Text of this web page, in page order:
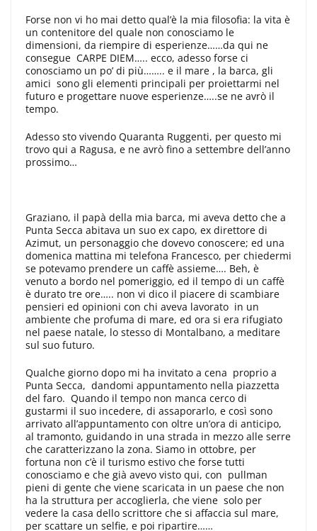
Forse non vi ho mai detto qual’è la mia filosofia: la vita è
un contenitore del quale non conosciamo le
dimensioni, da riempire di esperienze……da qui ne
consegue CARPE DIEM….. ecco, adesso forse ci
conosciamo un po’ di più…….. e il mare , la barca, gli
amici sono gli elementi principali per proiettarmi nel
futuro e progettare nuove esperienze…..se ne avrò il
tempo.
Adesso sto vivendo Quaranta Ruggenti, per questo mi
trovo qui a Ragusa, e ne avrò fino a settembre dell’anno
prossimo…
Graziano, il papà della mia barca, mi aveva detto che a
Punta Secca abitava un suo ex capo, ex direttore di
Azimut, un personaggio che dovevo conoscere; ed una
domenica mattina mi telefona Francesco, per chiedermi
se potevamo prendere un caffè assieme…. Beh, è
venuto a bordo nel pomeriggio, ed il tempo di un caffè
è durato tre ore….. non vi dico il piacere di scambiare
pensieri ed opinioni con chi aveva lavorato in un
ambiente che profuma di mare, ed ora si era rifugiato
nel paese natale, lo stesso di Montalbano, a meditare
sul suo futuro.
Qualche giorno dopo mi ha invitato a cena proprio a
Punta Secca, dandomi appuntamento nella piazzetta
del faro. Quando il tempo non manca cerco di
gustarmi il suo incedere, di assaporarlo, e così sono
arrivato all’appuntamento con oltre un’ora di anticipo,
al tramonto, guidando in una strada in mezzo alle serre
che caratterizzano la zona. Siamo in ottobre, per
fortuna non c’è il turismo estivo che forse tutti
conosciamo e che già avevo visto qui, con pullman
pieni di gente che viene scaricata in un paese che non
ha la struttura per accoglierla, che viene solo per
vedere la casa dello scrittore che si affaccia sul mare,
per scattare un selfie, e poi ripartire……